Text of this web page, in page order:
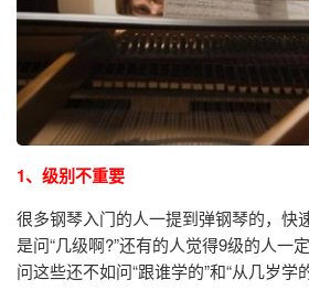
1、级别不重要
很多钢琴入门的人一提到弹钢琴的，快
是问“几级啊?”还有的人觉得9级的人一
问这些还不如问“跟谁学的”和“从几岁学的